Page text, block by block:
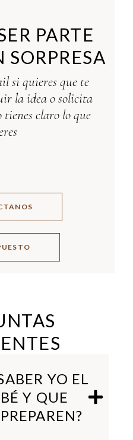
PARTE
SORPRESA
si quieres que te
la idea o solicita
tienes claro lo que
YO EL
Y QUE